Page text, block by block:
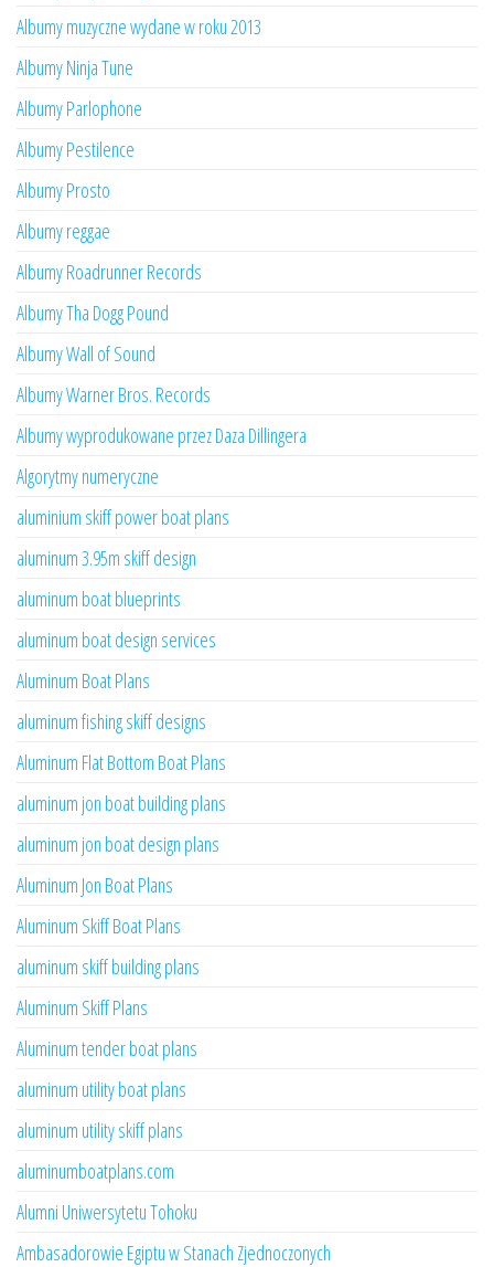
Albumy muzyczne wydane w roku 2013
Albumy Ninja Tune
Albumy Parlophone
Albumy Pestilence
Albumy Prosto
Albumy reggae
Albumy Roadrunner Records
Albumy Tha Dogg Pound
Albumy Wall of Sound
Albumy Warner Bros. Records
Albumy wyprodukowane przez Daza Dillingera
Algorytmy numeryczne
aluminium skiff power boat plans
aluminum 3.95m skiff design
aluminum boat blueprints
aluminum boat design services
Aluminum Boat Plans
aluminum fishing skiff designs
Aluminum Flat Bottom Boat Plans
aluminum jon boat building plans
aluminum jon boat design plans
Aluminum Jon Boat Plans
Aluminum Skiff Boat Plans
aluminum skiff building plans
Aluminum Skiff Plans
Aluminum tender boat plans
aluminum utility boat plans
aluminum utility skiff plans
aluminumboatplans.com
Alumni Uniwersytetu Tohoku
Ambasadorowie Egiptu w Stanach Zjednoczonych